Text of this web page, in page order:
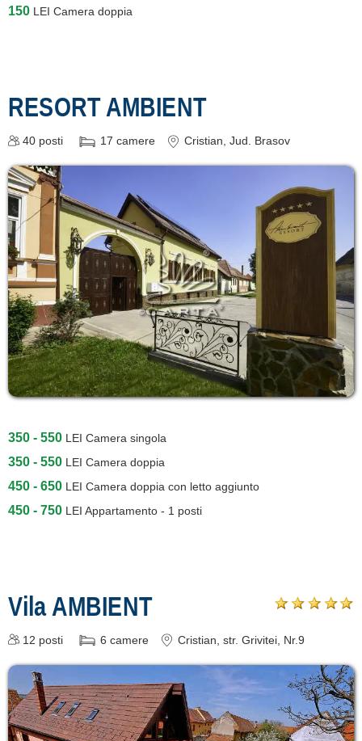
150 LEI Camera doppia
RESORT AMBIENT
40 posti 17 camere Cristian, Jud. Brasov
350 - 550 LEI Camera singola
350 - 550 LEI Camera doppia
450 - 650 LEI Camera doppia con letto aggiunto
450 - 750 LEI Appartamento - 1 posti
Vila AMBIENT
12 posti 6 camere Cristian , str. Grivitei, Nr.9